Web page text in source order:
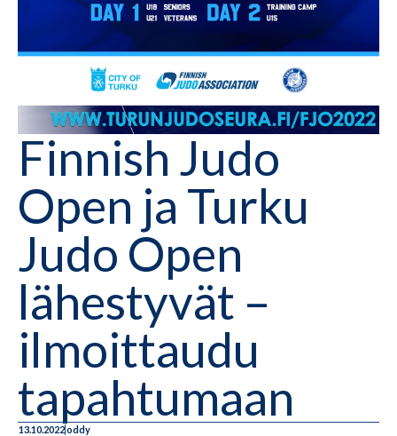
Finnish Judo
Open ja Turku
Judo Open
lähestyvät –
ilmoittaudu
tapahtumaan
13.10.2022oddy